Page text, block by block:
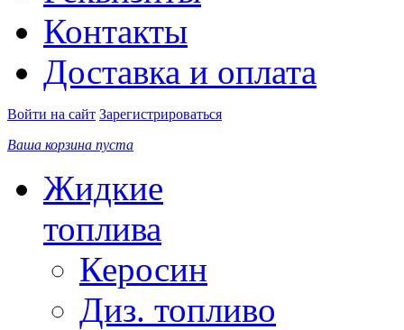
Контакты
Доставка и оплата
Войти на сайт Зарегистрироваться
Ваша корзина пуста
Жидкие
топлива
Керосин
Диз. топливо